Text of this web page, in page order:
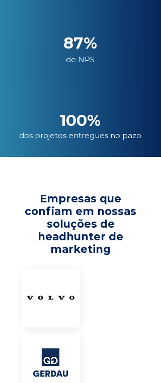
87%
de NPS
100%
dos projetos entregues no pazo
Empresas que
confiam em nossas
soluções de
headhunter de
marketing